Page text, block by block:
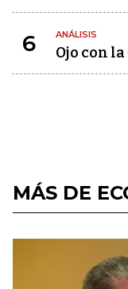
6 ANÁLISIS
Ojo con
MÁS DE